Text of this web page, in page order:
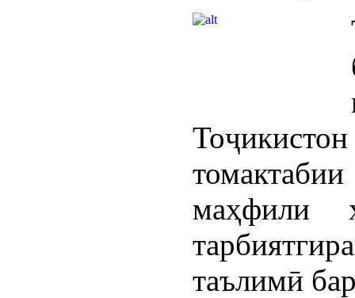
маҳфили
таълимӣ